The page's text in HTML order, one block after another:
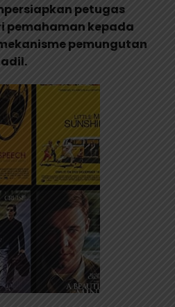
petugas
pemahaman kepada
pemungutan